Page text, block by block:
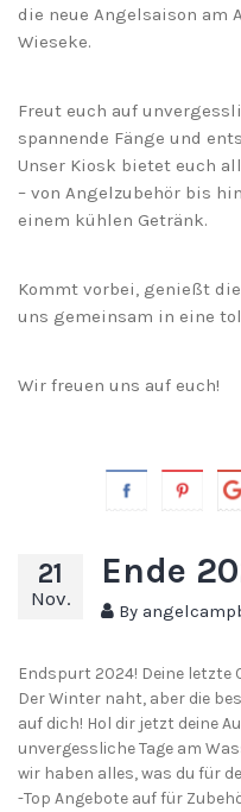
die neue Angelsaison am
Wieseke.
Freut euch auf
spannende Fänge und
Unser Kiosk bietet euch
– von Angelzubehör bis
einem kühlen Getränk.
Kommt vorbei, genießt
uns gemeinsam in eine
Wir freuen uns auf euch!
21
Nov.
Ende
By
Endspurt 2024! Deine letzte
Der Winter naht, aber die
auf dich! Hol dir jetzt deine
unvergessliche Tage am
wir haben alles, was du für
-Top Angebote auf für